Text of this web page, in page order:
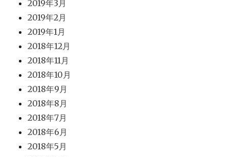
2019年3月
2019年2月
2019年1月
2018年12月
2018年11月
2018年10月
2018年9月
2018年8月
2018年7月
2018年6月
2018年5月